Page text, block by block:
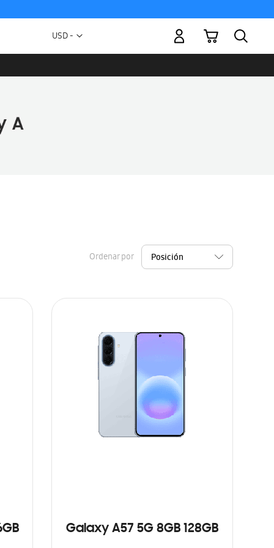
Moneda
USD -
Mi carrito
Ordenar por
Galaxy A57 5G 8GB 128GB